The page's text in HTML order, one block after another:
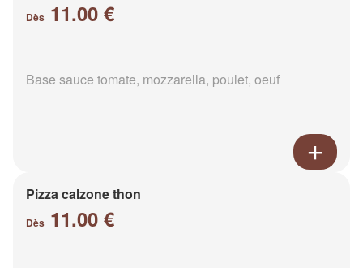
Dès 11.00 €
Base sauce tomate, mozzarella, poulet, oeuf
Pizza calzone thon
Dès 11.00 €